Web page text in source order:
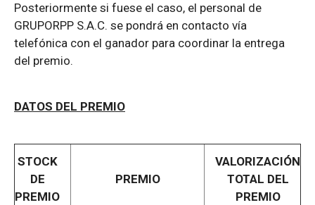
Posteriormente si fuese el caso, el personal de
GRUPORPP S.A.C. se pondrá en contacto vía
telefónica con el ganador para coordinar la entrega
del premio.
DATOS DEL PREMIO
STOCK
DE
PREMIO
PREMIO
VALORIZACIÓN
TOTAL DEL
PREMIO